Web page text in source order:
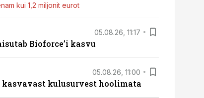
kui 1,2 miljonit eurot
05.08.26, 11:17
Bioforce’i kasvu
05.08.26, 11:00
kulusurvest hoolimata